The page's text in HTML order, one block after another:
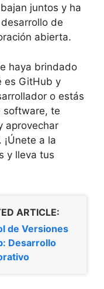
juntos y ha
de
abierta.
haya brindado
es GitHub y
o estás
software, te
aprovechar
a la
y lleva tus
ARTICLE:
de Versiones
Desarrollo